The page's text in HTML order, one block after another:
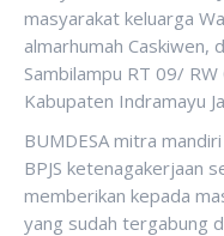
masyarakat keluarga
almarhumah Caskiwen,
Sambilampu RT 09/
Kabupaten Indramayu
BUMDESA mitra
BPJS ketenagakerjaan
memberikan kepada
yang sudah tergabung